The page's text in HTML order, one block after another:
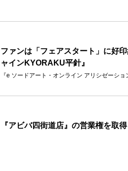
ファンは「フェアスタート」に好
ャインKYORAKU平針』
『e ソードアート・オンライン アリシゼーショ
『アビバ四街道店』の営業権を取